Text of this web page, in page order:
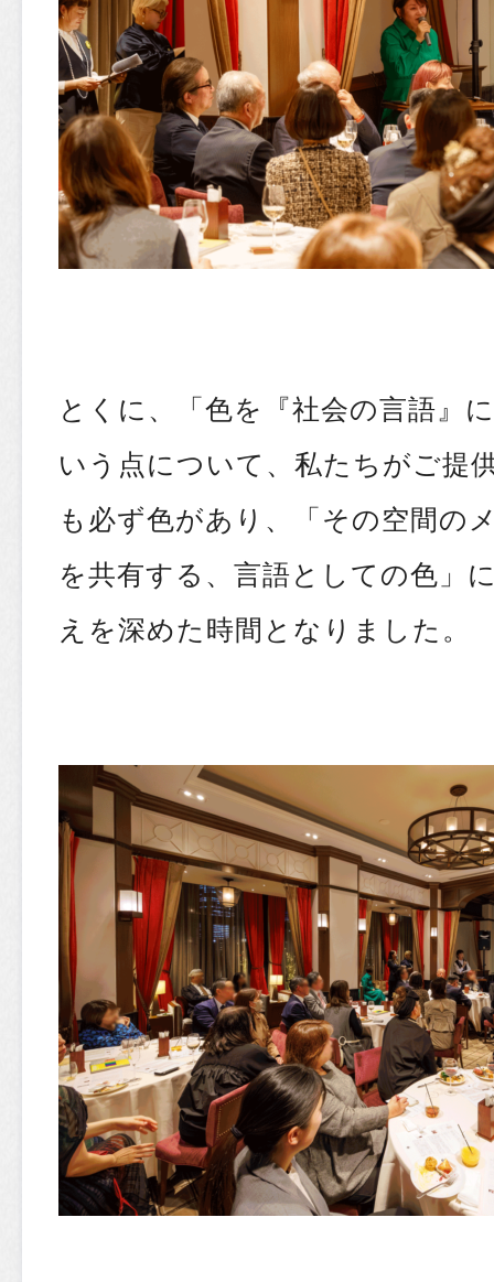
とくに、「色を『社会の言語』
いう点について、私たちがご提
も必ず色があり、「その空間の
を共有する、言語としての色」
えを深めた時間となりました。